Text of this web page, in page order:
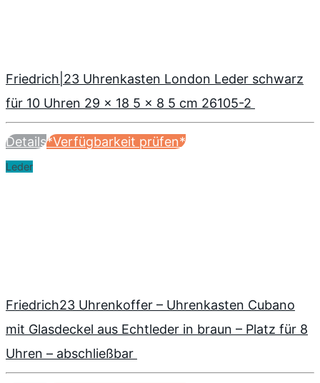
Friedrich|23 Uhrenkasten London Leder schwarz
für 10 Uhren 29 x 18 5 x 8 5 cm 26105-2
Details*Verfügbarkeit prüfen*
Leder
Friedrich23 Uhrenkoffer – Uhrenkasten Cubano
mit Glasdeckel aus Echtleder in braun – Platz für 8
Uhren – abschließbar